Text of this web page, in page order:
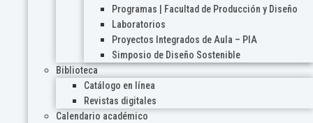
Programas | Facultad de Producción y Diseño
Laboratorios
Proyectos Integrados de Aula – PIA
Simposio de Diseño Sostenible
Biblioteca
Catálogo en línea
Revistas digitales
Calendario académico